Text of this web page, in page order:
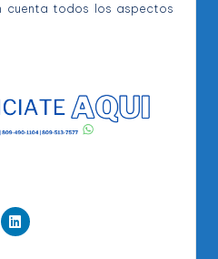
cuenta todos los aspectos